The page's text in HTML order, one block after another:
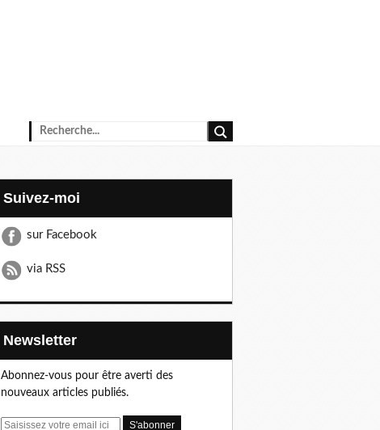
Suivez-moi
sur Facebook
via RSS
Newsletter
Abonnez-vous pour être averti des
nouveaux articles publiés.
E